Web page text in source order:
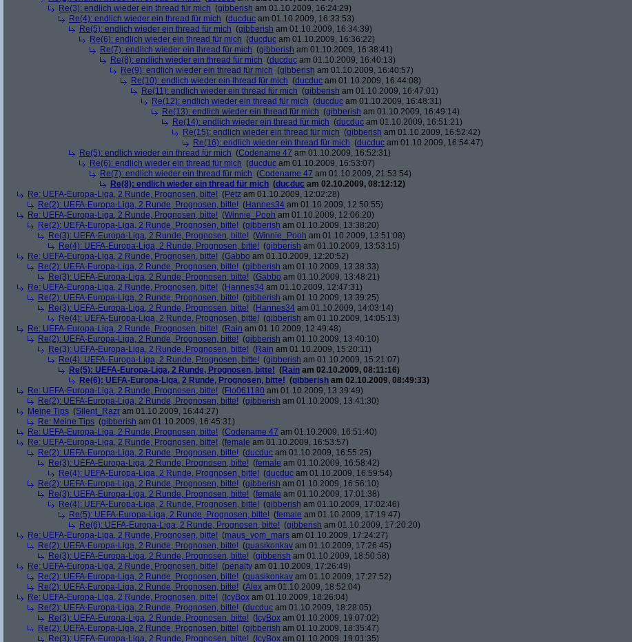
Re(3): endlich wieder ein thread für mich (gibberish am 01.10.2009, 16:24:29)
Re(4): endlich wieder ein thread für mich (ducduc am 01.10.2009, 16:33:53)
Re(5): endlich wieder ein thread für mich (gibberish am 01.10.2009, 16:34:39)
Re(6): endlich wieder ein thread für mich (ducduc am 01.10.2009, 16:36:22)
Re(7): endlich wieder ein thread für mich (gibberish am 01.10.2009, 16:38:41)
Re(8): endlich wieder ein thread für mich (ducduc am 01.10.2009, 16:40:13)
Re(9): endlich wieder ein thread für mich (gibberish am 01.10.2009, 16:40:57)
Re(10): endlich wieder ein thread für mich (ducduc am 01.10.2009, 16:44:08)
Re(11): endlich wieder ein thread für mich (gibberish am 01.10.2009, 16:47:01)
Re(12): endlich wieder ein thread für mich (ducduc am 01.10.2009, 16:48:31)
Re(13): endlich wieder ein thread für mich (gibberish am 01.10.2009, 16:49:14)
Re(14): endlich wieder ein thread für mich (ducduc am 01.10.2009, 16:51:21)
Re(15): endlich wieder ein thread für mich (gibberish am 01.10.2009, 16:52:42)
Re(16): endlich wieder ein thread für mich (ducduc am 01.10.2009, 16:54:47)
Re(5): endlich wieder ein thread für mich (Codename 47 am 01.10.2009, 16:52:31)
Re(6): endlich wieder ein thread für mich (ducduc am 01.10.2009, 16:53:07)
Re(7): endlich wieder ein thread für mich (Codename 47 am 01.10.2009, 21:53:54)
Re(8): endlich wieder ein thread für mich (ducduc am 02.10.2009, 08:12:12)
Re: UEFA-Europa-Liga, 2 Runde, Prognosen, bitte! (Petz am 01.10.2009, 12:02:28)
Re(2): UEFA-Europa-Liga, 2 Runde, Prognosen, bitte! (Hannes34 am 01.10.2009, 12:50:55)
Re: UEFA-Europa-Liga, 2 Runde, Prognosen, bitte! (Winnie_Pooh am 01.10.2009, 12:06:20)
Re(2): UEFA-Europa-Liga, 2 Runde, Prognosen, bitte! (gibberish am 01.10.2009, 13:38:20)
Re(3): UEFA-Europa-Liga, 2 Runde, Prognosen, bitte! (Winnie_Pooh am 01.10.2009, 13:51:08)
Re(4): UEFA-Europa-Liga, 2 Runde, Prognosen, bitte! (gibberish am 01.10.2009, 13:53:15)
Re: UEFA-Europa-Liga, 2 Runde, Prognosen, bitte! (Gabbo am 01.10.2009, 12:20:52)
Re(2): UEFA-Europa-Liga, 2 Runde, Prognosen, bitte! (gibberish am 01.10.2009, 13:38:33)
Re(3): UEFA-Europa-Liga, 2 Runde, Prognosen, bitte! (Gabbo am 01.10.2009, 13:48:21)
Re: UEFA-Europa-Liga, 2 Runde, Prognosen, bitte! (Hannes34 am 01.10.2009, 12:47:31)
Re(2): UEFA-Europa-Liga, 2 Runde, Prognosen, bitte! (gibberish am 01.10.2009, 13:39:25)
Re(3): UEFA-Europa-Liga, 2 Runde, Prognosen, bitte! (Hannes34 am 01.10.2009, 14:03:14)
Re(4): UEFA-Europa-Liga, 2 Runde, Prognosen, bitte! (gibberish am 01.10.2009, 14:05:13)
Re: UEFA-Europa-Liga, 2 Runde, Prognosen, bitte! (Rain am 01.10.2009, 12:49:48)
Re(2): UEFA-Europa-Liga, 2 Runde, Prognosen, bitte! (gibberish am 01.10.2009, 13:40:10)
Re(3): UEFA-Europa-Liga, 2 Runde, Prognosen, bitte! (Rain am 01.10.2009, 15:20:11)
Re(4): UEFA-Europa-Liga, 2 Runde, Prognosen, bitte! (gibberish am 01.10.2009, 15:21:07)
Re(5): UEFA-Europa-Liga, 2 Runde, Prognosen, bitte! (Rain am 02.10.2009, 08:11:16)
Re(6): UEFA-Europa-Liga, 2 Runde, Prognosen, bitte! (gibberish am 02.10.2009, 08:49:33)
Re: UEFA-Europa-Liga, 2 Runde, Prognosen, bitte! (Flo061180 am 01.10.2009, 13:39:49)
Re(2): UEFA-Europa-Liga, 2 Runde, Prognosen, bitte! (gibberish am 01.10.2009, 13:41:30)
Meine Tips (Silent_Razr am 01.10.2009, 16:44:27)
Re: Meine Tips (gibberish am 01.10.2009, 16:45:31)
Re: UEFA-Europa-Liga, 2 Runde, Prognosen, bitte! (Codename 47 am 01.10.2009, 16:51:40)
Re: UEFA-Europa-Liga, 2 Runde, Prognosen, bitte! (female am 01.10.2009, 16:53:57)
Re(2): UEFA-Europa-Liga, 2 Runde, Prognosen, bitte! (ducduc am 01.10.2009, 16:55:25)
Re(3): UEFA-Europa-Liga, 2 Runde, Prognosen, bitte! (female am 01.10.2009, 16:58:42)
Re(4): UEFA-Europa-Liga, 2 Runde, Prognosen, bitte! (ducduc am 01.10.2009, 16:59:54)
Re(2): UEFA-Europa-Liga, 2 Runde, Prognosen, bitte! (gibberish am 01.10.2009, 16:56:10)
Re(3): UEFA-Europa-Liga, 2 Runde, Prognosen, bitte! (female am 01.10.2009, 17:01:38)
Re(4): UEFA-Europa-Liga, 2 Runde, Prognosen, bitte! (gibberish am 01.10.2009, 17:02:46)
Re(5): UEFA-Europa-Liga, 2 Runde, Prognosen, bitte! (female am 01.10.2009, 17:19:47)
Re(6): UEFA-Europa-Liga, 2 Runde, Prognosen, bitte! (gibberish am 01.10.2009, 17:20:20)
Re: UEFA-Europa-Liga, 2 Runde, Prognosen, bitte! (maus_vom_mars am 01.10.2009, 17:24:27)
Re(2): UEFA-Europa-Liga, 2 Runde, Prognosen, bitte! (quasikonkav am 01.10.2009, 17:26:45)
Re(3): UEFA-Europa-Liga, 2 Runde, Prognosen, bitte! (gibberish am 01.10.2009, 18:50:58)
Re: UEFA-Europa-Liga, 2 Runde, Prognosen, bitte! (penalty am 01.10.2009, 17:26:49)
Re(2): UEFA-Europa-Liga, 2 Runde, Prognosen, bitte! (quasikonkav am 01.10.2009, 17:27:52)
Re(2): UEFA-Europa-Liga, 2 Runde, Prognosen, bitte! (Alex am 01.10.2009, 18:52:04)
Re: UEFA-Europa-Liga, 2 Runde, Prognosen, bitte! ( IcyBox am 01.10.2009, 18:26:04)
Re(2): UEFA-Europa-Liga, 2 Runde, Prognosen, bitte! (ducduc am 01.10.2009, 18:28:05)
Re(3): UEFA-Europa-Liga, 2 Runde, Prognosen, bitte! ( IcyBox am 01.10.2009, 19:07:02)
Re(2): UEFA-Europa-Liga, 2 Runde, Prognosen, bitte! (gibberish am 01.10.2009, 18:35:47)
Re(3): UEFA-Europa-Liga, 2 Runde, Prognosen, bitte! ( IcyBox am 01.10.2009, 19:01:35)